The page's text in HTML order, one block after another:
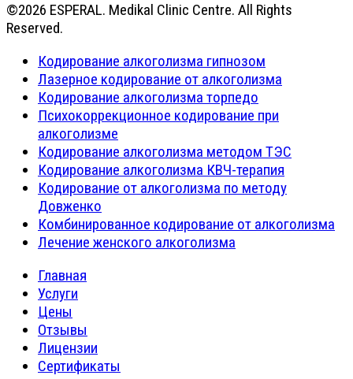
©2026 ESPERAL. Medikal Clinic Centre. All Rights
Reserved.
Кодирование алкоголизма гипнозом
Лазерное кодирование от алкоголизма
Кодирование алкоголизма торпедо
Психокоррекционное кодирование при
алкоголизме
Кодирование алкоголизма методом ТЭС
Кодирование алкоголизма КВЧ-терапия
Кодирование от алкоголизма по методу
Довженко
Комбинированное кодирование от алкоголизма
Лечение женского алкоголизма
Главная
Услуги
Цены
Отзывы
Лицензии
Сертификаты